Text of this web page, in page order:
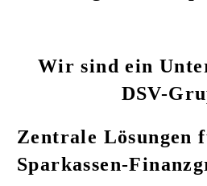
Wir sind ein
DSV-
Zentrale Lösungen
Sparkassen-